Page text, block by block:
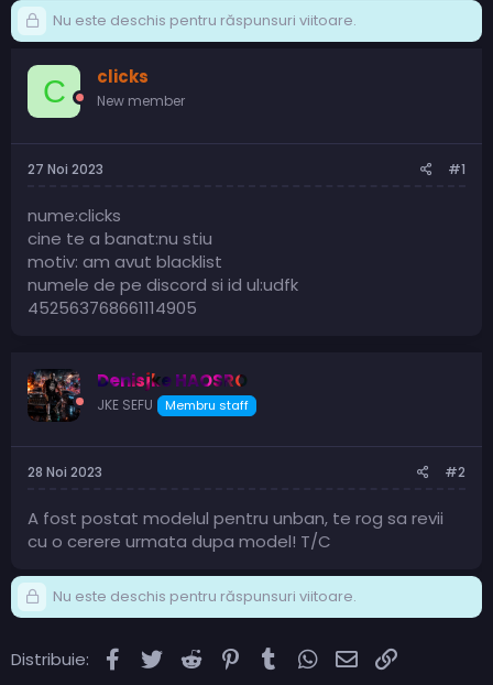
Nu este deschis pentru răspunsuri viitoare.
C clicks
New member
27 Noi 2023 #1
nume:clicks
cine te a banat:nu stiu
motiv: am avut blacklist
numele de pe discord si id ul:udfk
452563768661114905
Denisjke HAOSRO
JKE SEFU Membru staff
28 Noi 2023 #2
A fost postat modelul pentru unban, te rog sa revii
cu o cerere urmata dupa model! T/C
Nu este deschis pentru răspunsuri viitoare.
Distribuie: Facebook
TwitterReddit PinterestTumblrWhatsApp
Email